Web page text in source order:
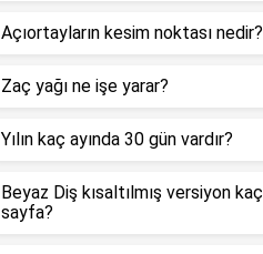
Açıortayların kesim noktası nedir?
Zaç yağı ne işe yarar?
Yılın kaç ayında 30 gün vardır?
Beyaz Diş kısaltılmış versiyon kaç
sayfa?